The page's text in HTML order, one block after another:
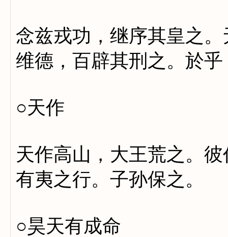
念兹戎功，继序其皇之
维德，百辟其刑之。於
○天作
天作高山，大王荒之。
有夷之行。子孙保之。
○昊天有成命